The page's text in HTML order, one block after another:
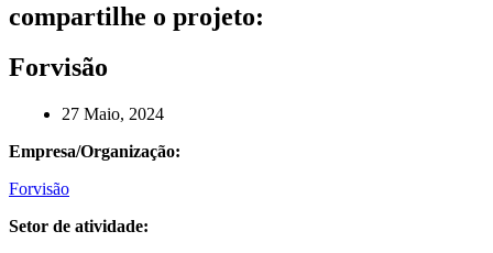
compartilhe o projeto:
Forvisão
27 Maio, 2024
Empresa/Organização:
Forvisão
Setor de atividade: